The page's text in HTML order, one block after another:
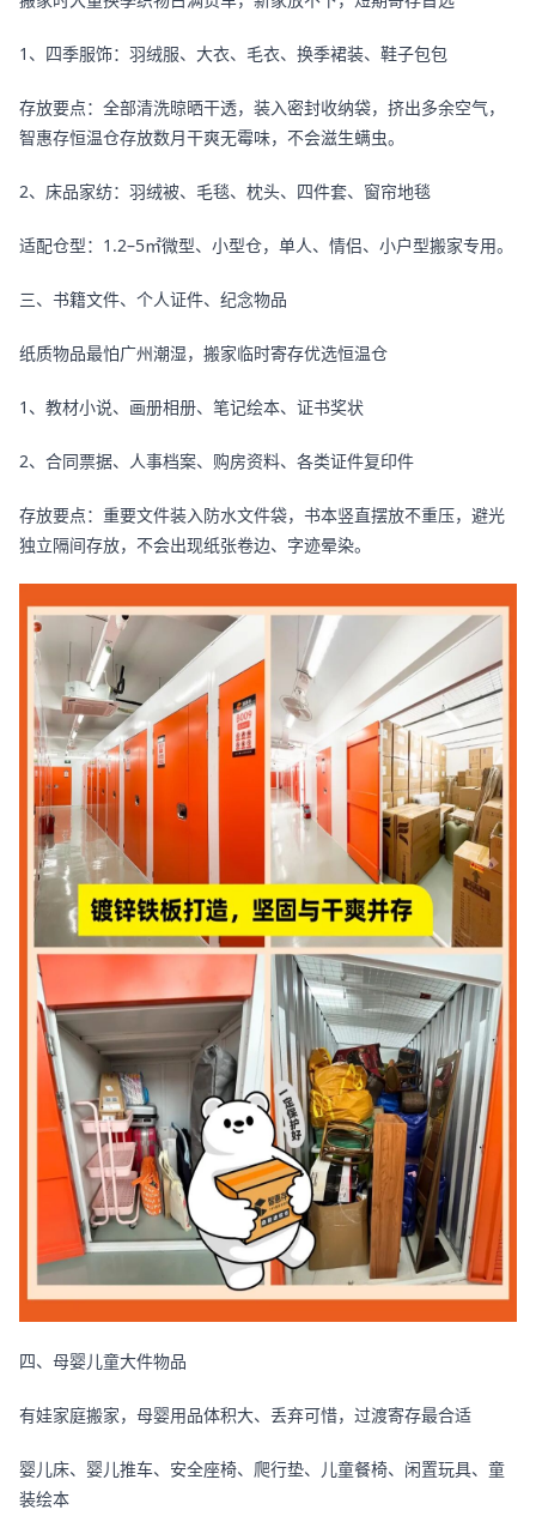
1、四季服饰：羽绒服、大衣、毛衣、换季裙装、鞋子包包
存放要点：全部清洗晾晒干透，装入密封收纳袋，挤出多余空气，
智惠存恒温仓存放数月干爽无霉味，不会滋生螨虫。
2、床品家纺：羽绒被、毛毯、枕头、四件套、窗帘地毯
适配仓型：1.2–5㎡微型、小型仓，单人、情侣、小户型搬家专用。
三、书籍文件、个人证件、纪念物品
纸质物品最怕广州潮湿，搬家临时寄存优选恒温仓
1、教材小说、画册相册、笔记绘本、证书奖状
2、合同票据、人事档案、购房资料、各类证件复印件
存放要点：重要文件装入防水文件袋，书本竖直摆放不重压，避光
独立隔间存放，不会出现纸张卷边、字迹晕染。
四、母婴儿童大件物品
有娃家庭搬家，母婴用品体积大、丢弃可惜，过渡寄存最合适
婴儿床、婴儿推车、安全座椅、爬行垫、儿童餐椅、闲置玩具、童
装绘本